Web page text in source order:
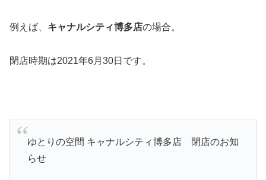
例えば、 キャナルシティ博多店の場合。
閉店時期は2021年6月30日 です。
ゆとりの空間 キャナルシティ博多店 閉店のお知
らせ